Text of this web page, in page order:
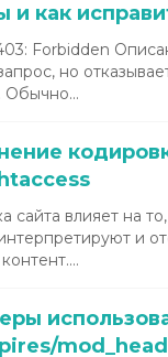
и как
Forbidden
но
Обычно...
сайта влияет на
и